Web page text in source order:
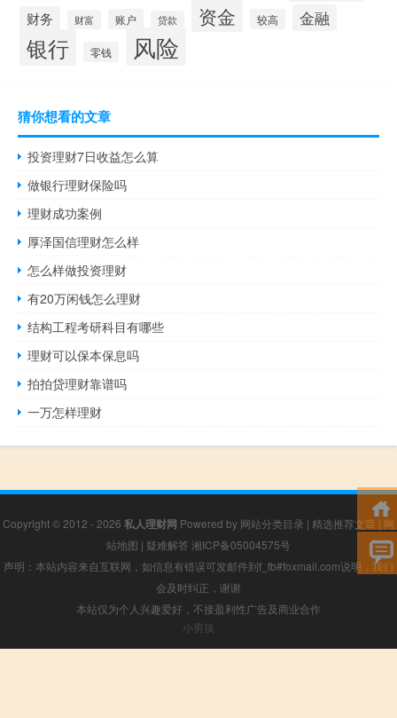
财务 财富 账户 贷款 资金 较高 金融
银行 零钱 风险
猜你想看的文章
投资理财7日收益怎么算
做银行理财保险吗
理财成功案例
厚泽国信理财怎么样
怎么样做投资理财
有20万闲钱怎么理财
结构工程考研科目有哪些
理财可以保本保息吗
拍拍贷理财靠谱吗
一万怎样理财
Copyright © 2012 - 2026 私人理财网 Powered by 网站分类目录 | 精选推荐文章 | 网
站地图 | 疑难解答 湘ICP备05004575号
声明：本站内容来自互联网，如信息有错误可发邮件到f_fb#foxmail.com说明，我们
会及时纠正，谢谢
本站仅为个人兴趣爱好，不接盈利性广告及商业合作
小男孩